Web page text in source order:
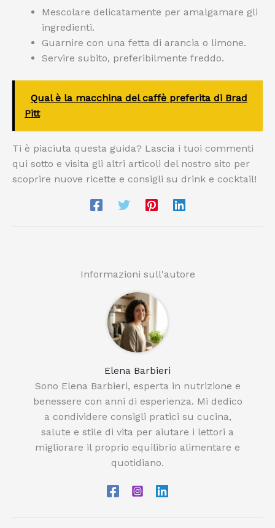
Mescolare delicatamente per amalgamare gli
ingredienti.
Guarnire con una fetta di arancia o limone.
Servire subito, preferibilmente freddo.
Qual è la macchina del caffè preferita di Brad
Pitt
Ti è piaciuta questa guida? Lascia i tuoi commenti
qui sotto e visita gli altri articoli del nostro sito per
scoprire nuove ricette e consigli su drink e cocktail!
Informazioni sull'autore
Elena Barbieri
Sono Elena Barbieri, esperta in nutrizione e
benessere con anni di esperienza. Mi dedico
a condividere consigli pratici su cucina,
salute e stile di vita per aiutare i lettori a
migliorare il proprio equilibrio alimentare e
quotidiano.